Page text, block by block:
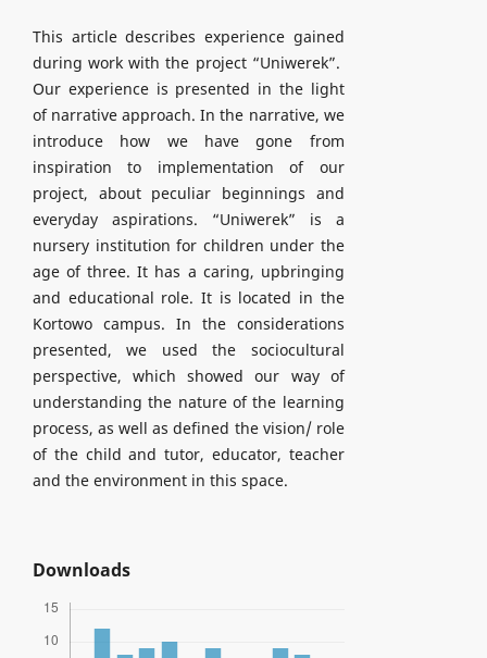
This article describes experience gained
during work with the project “Uniwerek”.
Our experience is presented in the light
of narrative approach. In the narrative, we
introduce how we have gone from
inspiration to implementation of our
project, about peculiar beginnings and
everyday aspirations. “Uniwerek” is a
nursery institution for children under the
age of three. It has a caring, upbringing
and educational role. It is located in the
Kortowo campus. In the considerations
presented, we used the sociocultural
perspective, which showed our way of
understanding the nature of the learning
process, as well as defined the vision/ role
of the child and tutor, educator, teacher
and the environment in this space.
Downloads